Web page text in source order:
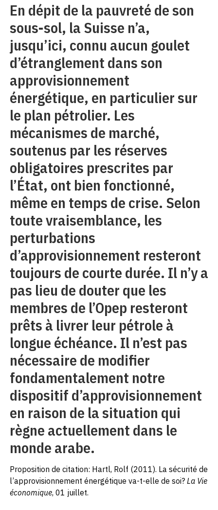
En dépit de la pauvreté de son
sous-sol, la Suisse n’a,
jusqu’ici, connu aucun goulet
d’étranglement dans son
approvisionnement
énergétique, en particulier sur
le plan pétrolier. Les
mécanismes de marché,
soutenus par les réserves
obligatoires prescrites par
l’État, ont bien fonctionné,
même en temps de crise. Selon
toute vraisemblance, les
perturbations
d’approvisionnement resteront
toujours de courte durée. Il n’y a
pas lieu de douter que les
membres de l’Opep resteront
prêts à livrer leur pétrole à
longue échéance. Il n’est pas
nécessaire de modifier
fondamentalement notre
dispositif d’approvisionnement
en raison de la situation qui
règne actuellement dans le
monde arabe.
Proposition de citation: Hartl, Rolf (2011). La sécurité de
l’approvisionnement énergétique va-t-elle de soi? La Vie
économique, 01 juillet.